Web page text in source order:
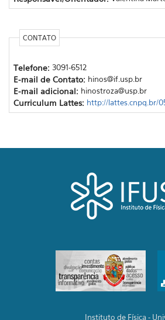
CONTATO
Telefone: 3091-6512
E-mail de Contato: hinos@if.usp.br
E-mail adicional: hinostroza@usp.br
Curriculum Lattes: http://lattes.cnpq.br/
Instituto de Física -